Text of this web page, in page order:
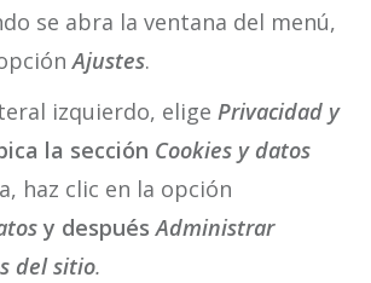
se abra la ventana del menú,
Ajustes.
izquierdo, elige Privacidad y
la sección Cookies y datos
haz clic en la opción
y despuésAdministrar
del sitio.